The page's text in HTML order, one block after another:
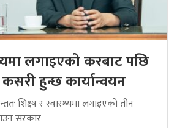
लगाइएको करबाट पछि
हुन्छ कार्यान्वयन
शिक्ष्ष र स्वास्थ्यमा लगाइएको तीन
सरकार